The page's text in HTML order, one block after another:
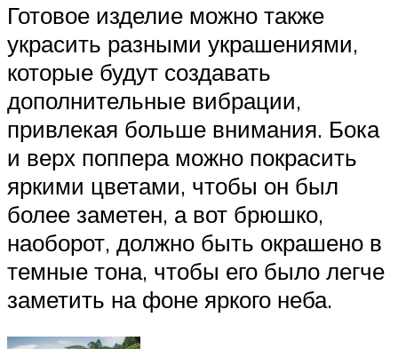
Готовое изделие можно также
украсить разными украшениями,
которые будут создавать
дополнительные вибрации,
привлекая больше внимания. Бока
и верх поппера можно покрасить
яркими цветами, чтобы он был
более заметен, а вот брюшко,
наоборот, должно быть окрашено в
темные тона, чтобы его было легче
заметить на фоне яркого неба.